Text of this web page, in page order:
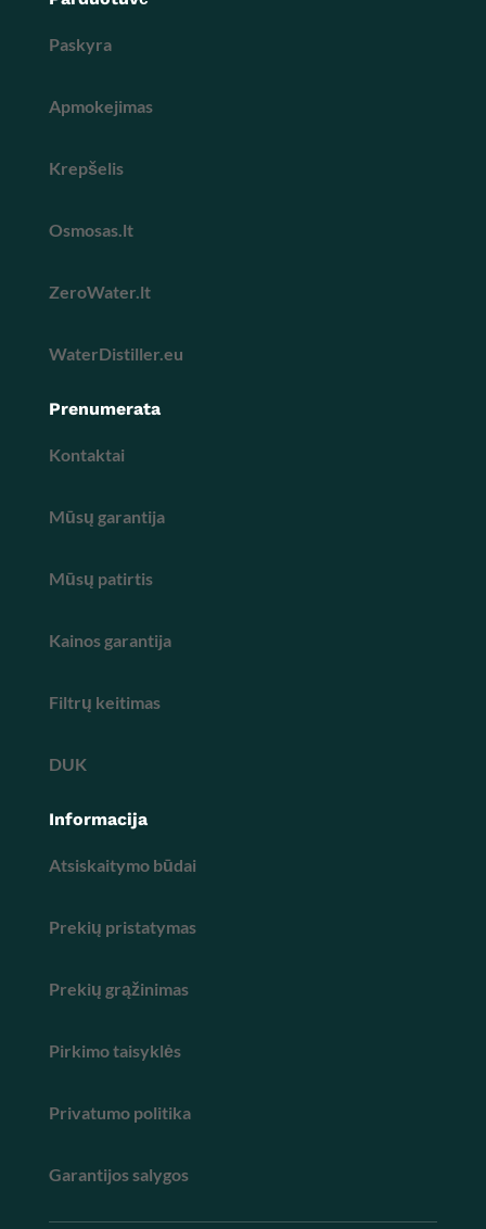
Paskyra
Apmokejimas
Krepšelis
Osmosas.lt
ZeroWater.lt
WaterDistiller.eu
Prenumerata
Kontaktai
Mūsų garantija
Mūsų patirtis
Kainos garantija
Filtrų keitimas
DUK
Informacija
Atsiskaitymo būdai
Prekių pristatymas
Prekių grąžinimas
Pirkimo taisyklės
Privatumo politika
Garantijos salygos